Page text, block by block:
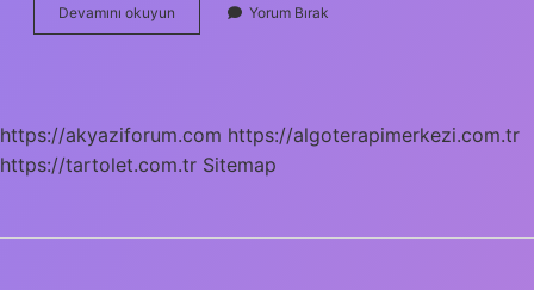
Devamını okuyun Balzamik
Sos
Yorum Bırak
https://akyaziforum.com https://algoterapimerkezi.com.tr
https://tartolet.com.tr Sitemap